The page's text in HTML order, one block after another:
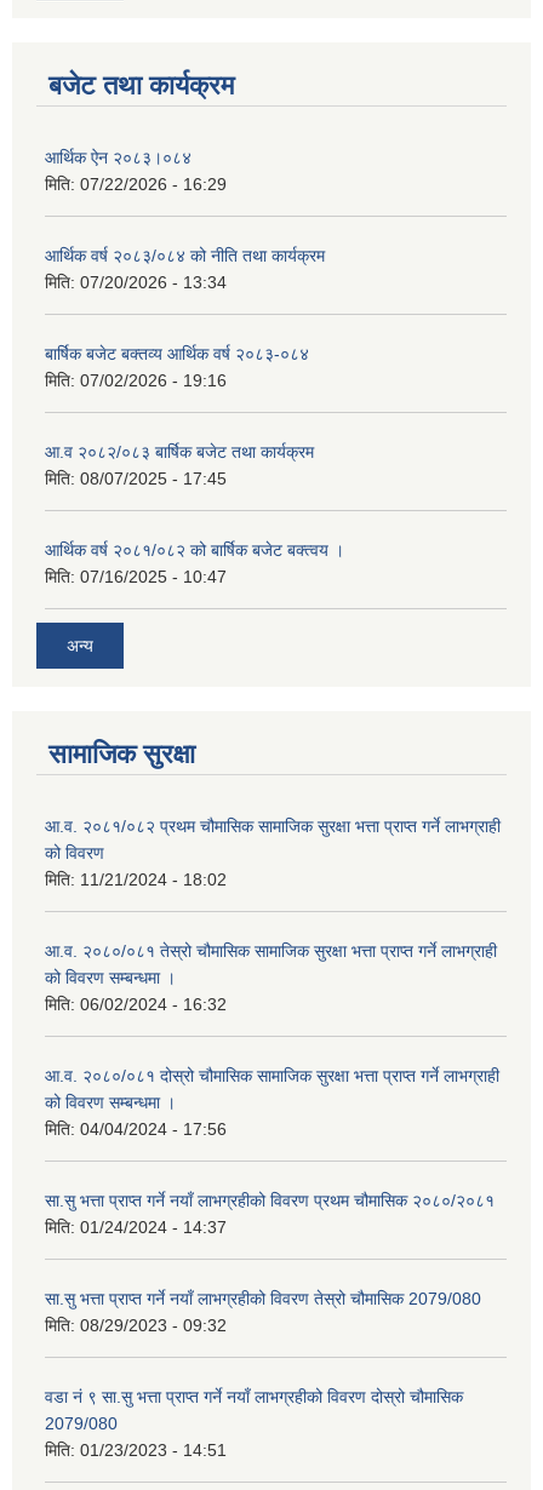
बजेट तथा कार्यक्रम
आर्थिक ऐन २०८३।०८४
मिति: 07/22/2026 - 16:29
आर्थिक वर्ष २०८३/०८४ को नीति तथा कार्यक्रम
मिति: 07/20/2026 - 13:34
बार्षिक बजेट बक्तव्य आर्थिक वर्ष २०८३-०८४
मिति: 07/02/2026 - 19:16
आ.व २०८२/०८३ बार्षिक बजेट तथा कार्यक्रम
मिति: 08/07/2025 - 17:45
आर्थिक वर्ष २०८१/०८२ को बार्षिक बजेट बक्त्वय ।
मिति: 07/16/2025 - 10:47
अन्य
सामाजिक सुरक्षा
आ.व. २०८१/०८२ प्रथम चौमासिक सामाजिक सुरक्षा भत्ता प्राप्त गर्ने लाभग्राही
को विवरण
मिति: 11/21/2024 - 18:02
आ.व. २०८०/०८१ तेस्रो चौमासिक सामाजिक सुरक्षा भत्ता प्राप्त गर्ने लाभग्राही
को विवरण सम्बन्धमा ।
मिति: 06/02/2024 - 16:32
आ.व. २०८०/०८१ दोस्रो चौमासिक सामाजिक सुरक्षा भत्ता प्राप्त गर्ने लाभग्राही
को विवरण सम्बन्धमा ।
मिति: 04/04/2024 - 17:56
सा.सु भत्ता प्राप्त गर्ने नयाँ लाभग्रहीको विवरण प्रथम चौमासिक २०८०/२०८१
मिति: 01/24/2024 - 14:37
सा.सु भत्ता प्राप्त गर्ने नयाँ लाभग्रहीको विवरण तेस्रो चौमासिक 2079/080
मिति: 08/29/2023 - 09:32
वडा नं ९ सा.सु भत्ता प्राप्त गर्ने नयाँ लाभग्रहीको विवरण दोस्रो चौमासिक
2079/080
मिति: 01/23/2023 - 14:51